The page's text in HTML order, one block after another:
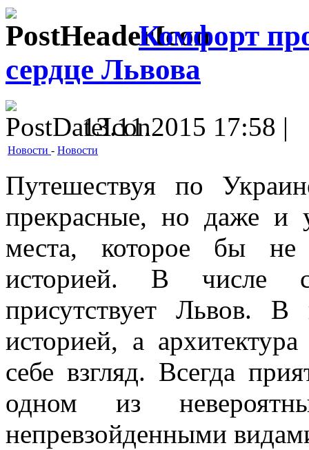
Комфорт
сердце Львова
13.11.2015 17:58 |
Новости - Новости
Путешествуя по
прекрасные, но даже и
места, которое бы не
историей. В числе
присутствует Львов.
историей, а
себе взгляд. Всегда
одном из
непревзойденными